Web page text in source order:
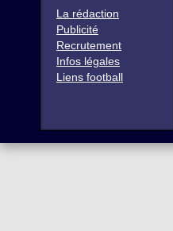
La rédaction
Publicité
Recrutement
Infos légales
Liens football